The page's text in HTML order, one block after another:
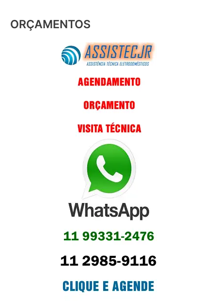
ORÇAMENTOS